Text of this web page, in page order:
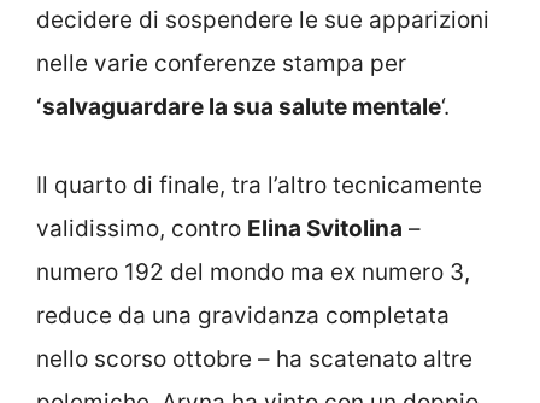
decidere di sospendere le sue apparizioni
nelle varie conferenze stampa per
‘salvaguardare la sua salute mentale‘.
Il quarto di finale, tra l’altro tecnicamente
validissimo, contro Elina Svitolina –
numero 192 del mondo ma ex numero 3,
reduce da una gravidanza completata
nello scorso ottobre – ha scatenato altre